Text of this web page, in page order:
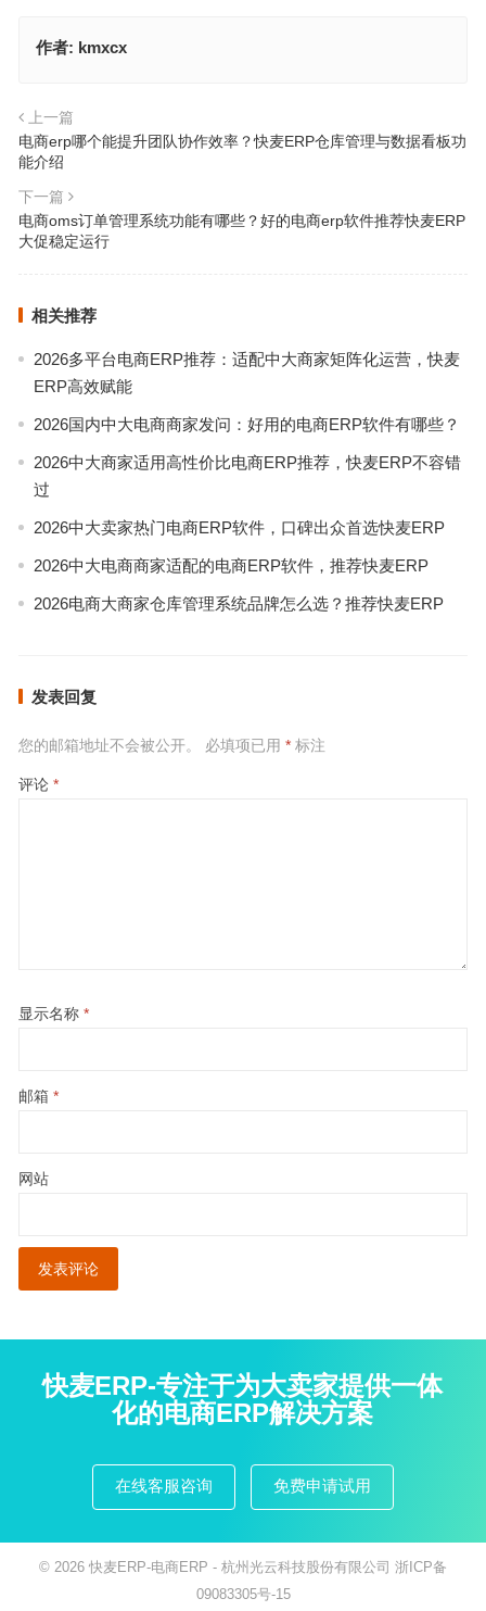
作者: kmxcx
上一篇
电商erp哪个能提升团队协作效率？快麦ERP仓库管理与数据看板功
能介绍
下一篇
电商oms订单管理系统功能有哪些？好的电商erp软件推荐快麦ERP
大促稳定运行
相关推荐
2026多平台电商ERP推荐：适配中大商家矩阵化运营，快麦
ERP高效赋能
2026国内中大电商商家发问：好用的电商ERP软件有哪些？
2026中大商家适用高性价比电商ERP推荐，快麦ERP不容错
过
2026中大卖家热门电商ERP软件，口碑出众首选快麦ERP
2026中大电商商家适配的电商ERP软件，推荐快麦ERP
2026电商大商家仓库管理系统品牌怎么选？推荐快麦ERP
发表回复
您的邮箱地址不会被公开。 必填项已用 *标注
评论 *
显示名称 *
邮箱 *
网站
快麦ERP-专注于为大卖家提供一体
化的电商ERP解决方案
在线客服咨询 免费申请试用
© 2026 快麦ERP-电商ERP - 杭州光云科技股份有限公司 浙ICP备
09083305号-15